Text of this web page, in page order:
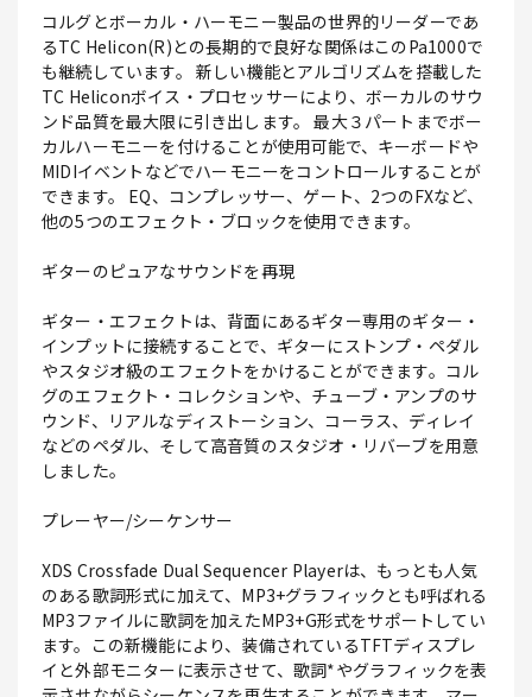
コルグとボーカル・ハーモニー製品の世界的リーダーであ
るTC Helicon(R)との長期的で良好な関係はこのPa1000で
も継続しています。 新しい機能とアルゴリズムを搭載した
TC Heliconボイス・プロセッサーにより、ボーカルのサウ
ンド品質を最大限に引き出します。 最大３パートまでボー
カルハーモニーを付けることが使用可能で、キーボードや
MIDIイベントなどでハーモニーをコントロールすることが
できます。 EQ、コンプレッサー、ゲート、2つのFXなど、
他の5つのエフェクト・ブロックを使用できます。
ギターのピュアなサウンドを再現
ギター・エフェクトは、背面にあるギター専用のギター・
インプットに接続することで、ギターにストンプ・ペダル
やスタジオ級のエフェクトをかけることができます。コル
グのエフェクト・コレクションや、チューブ・アンプのサ
ウンド、リアルなディストーション、コーラス、ディレイ
などのペダル、そして高音質のスタジオ・リバーブを用意
しました。
プレーヤー/シーケンサー
XDS Crossfade Dual Sequencer Playerは、もっとも人気
のある歌詞形式に加えて、MP3+グラフィックとも呼ばれる
MP3ファイルに歌詞を加えたMP3+G形式をサポートしてい
ます。この新機能により、装備されているTFTディスプレ
イと外部モニターに表示させて、歌詞*やグラフィックを表